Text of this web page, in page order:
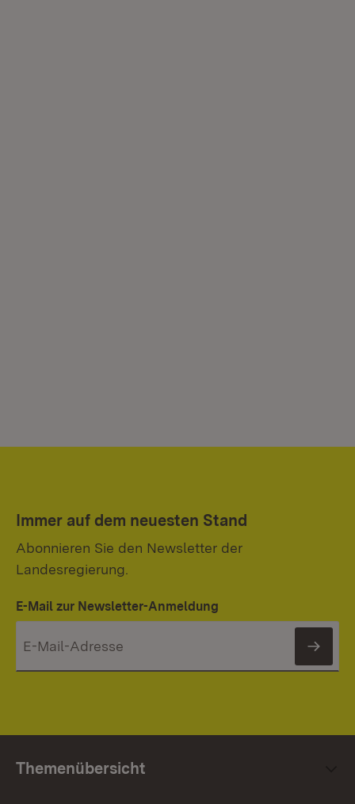
Immer auf dem neuesten Stand
Abonnieren Sie den Newsletter der
Landesregierung.
E-Mail zur Newsletter-Anmeldung
Themenübersicht